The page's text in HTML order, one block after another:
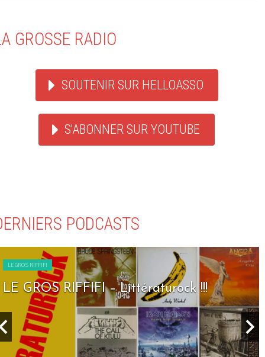
GROSSE RADIO
SOUTENIR SUR HELLOASSO
S'ABONNER SUR YOUTUBE
PODCASTS
LE GROS RIFFIFI
LE GROS RIFFIFI – Seven Days To Rock !!!